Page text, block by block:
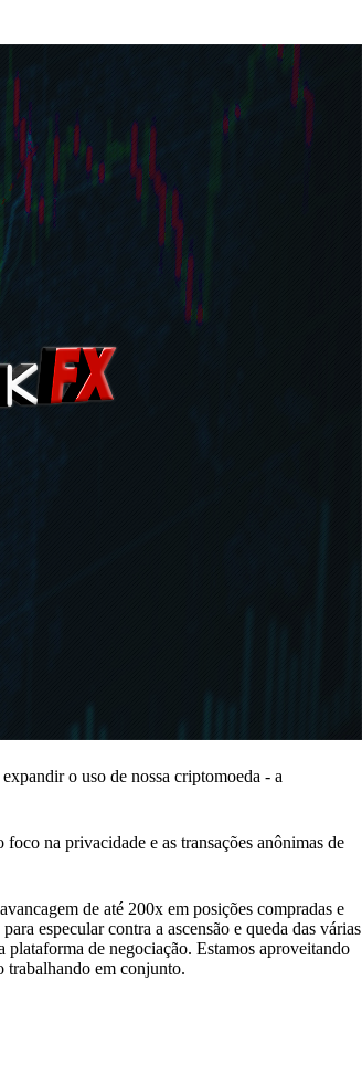
o uso de nossa criptomoeda - a
na privacidade e as transações anônimas de
de até 200x em posições compradas e
especular contra a ascensão e queda das várias
de negociação. Estamos aproveitando
trabalhando em conjunto.